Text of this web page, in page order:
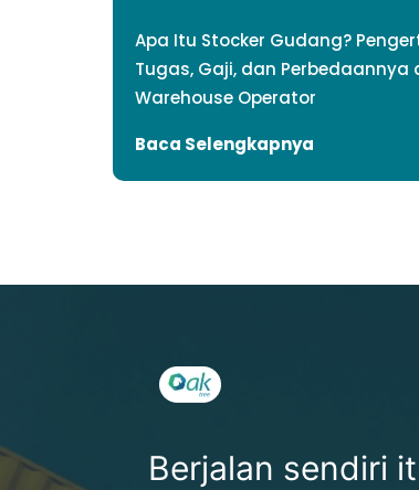
Apa Itu Stocker Gudang?
Tugas, Gaji, dan Perbedaannya
Warehouse Operator
Baca Selengkapnya
Berjalan sendiri